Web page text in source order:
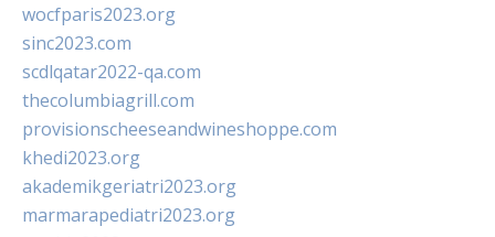
wocfparis2023.org
sinc2023.com
scdlqatar2022-qa.com
thecolumbiagrill.com
provisionscheeseandwineshoppe.com
khedi2023.org
akademikgeriatri2023.org
marmarapediatri2023.org